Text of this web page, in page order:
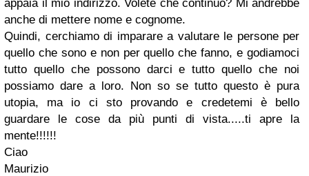
appaia il mio indirizzo. Volete che continuo? Mi andrebbe
anche di mettere nome e cognome.
Quindi, cerchiamo di imparare a valutare le persone per
quello che sono e non per quello che fanno, e godiamoci
tutto quello che possono darci e tutto quello che noi
possiamo dare a loro. Non so se tutto questo è pura
utopia, ma io ci sto provando e credetemi è bello
guardare le cose da più punti di vista.....ti apre la
mente!!!!!!
Ciao
Maurizio